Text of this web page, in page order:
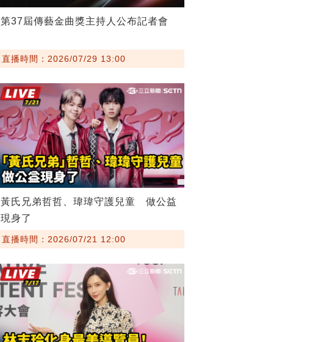
第37屆傳藝金曲獎主持人公布記者會
直播時間：2026/07/29 13:00
黃氏兄弟哲哲、瑋瑋守護兒童 做公益
現身了
直播時間：2026/07/21 12:00